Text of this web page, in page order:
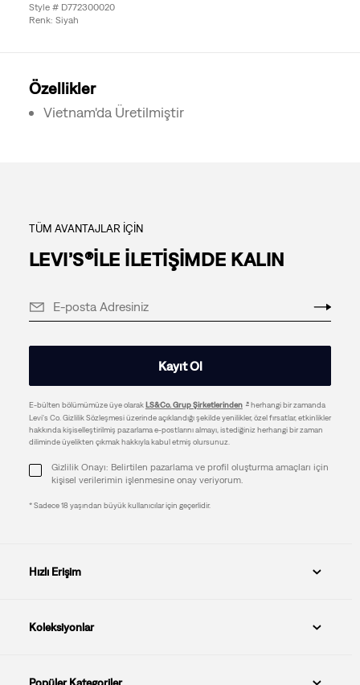
Style # D772300020
Renk: Siyah
Özellikler
Vietnam'da Üretilmiştir
TÜM AVANTAJLAR İÇİN
LEVI’S®İLE İLETİŞİMDE KALIN
Kayıt Ol
E-bülten bölümümüze üye olarakLS&Co. Grup Şirketlerinden
herhangi bir zamanda
Levi's Co. Gizlilik Sözleşmesi üzerinde açıklandığı şekilde yenilikler, özel fırsatlar, etkinlikler
hakkında kişiselleştirilmiş pazarlama e-postlarını almayı, istediğiniz herhangi bir zaman
diliminde üyelikten çıkmak hakkıyla kabul etmiş olursunuz.
Gizlilik Onayı: Belirtilen pazarlama ve profil oluşturma amaçları için
kişisel verilerimin işlenmesine onay veriyorum.
* Sadece 18 yaşından büyük kullanıcılar için geçerlidir.
Hızlı Erişim
Koleksiyonlar